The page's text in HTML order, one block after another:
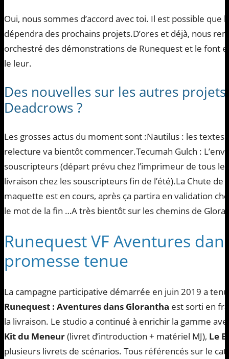
Oui, nous sommes d’accord avec toi. Il est possible que
dépendra des prochains projets.D’ores et déjà, nous
orchestré des démonstrations de Runequest et le font
le leur.
Des nouvelles sur les autres
Deadcrows ?
Les grosses actus du moment sont :Nautilus : les textes
relecture va bientôt commencer.Tecumah Gulch :
souscripteurs (départ prévu chez l’imprimeur de tous
livraison chez les souscripteurs fin de l’été).La Chute de
maquette est en cours, après ça partira en validation
le mot de la fin …A très bientôt sur les chemins de
Runequest VF Aventures
promesse tenue
La campagne participative démarrée en juin 2019 a
Runequest : Aventures dans Glorantha est sorti en
la livraison. Le studio a continué à enrichir la gamme
Kit du Meneur(livret d’introduction + matériel MJ), Le
plusieurs livrets de scénarios. Tous référencés sur le